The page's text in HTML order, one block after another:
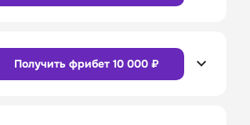
Сайт Приложение
Получить фрибет 10 000 ₽